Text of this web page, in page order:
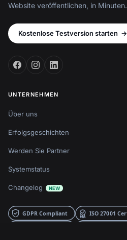
Website veröffentlichen, in Minuten.
Kostenlose Testversion starten →
UNTERNEHMEN
Über uns
Erfolgsgeschichten
Werden Sie Partner
Systemstatus
Changelog NEW